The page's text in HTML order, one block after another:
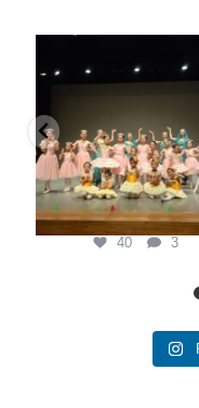
7月 20
40 3
40 3